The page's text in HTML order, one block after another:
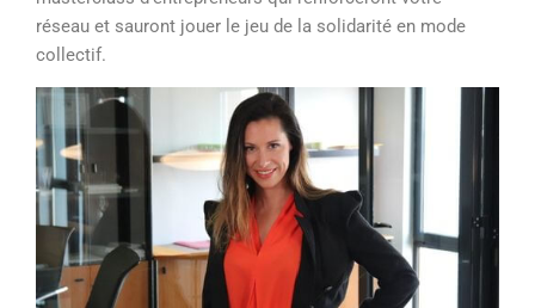
réseau et sauront jouer le jeu de la solidarité en mode
collectif.